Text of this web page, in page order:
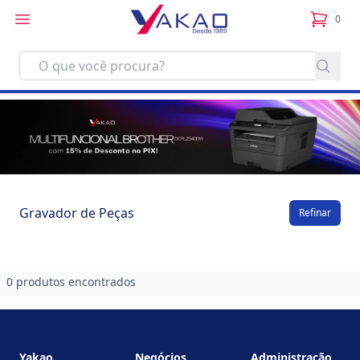
0
itens
Gravador de Peças Refinar
0 produtos encontrados